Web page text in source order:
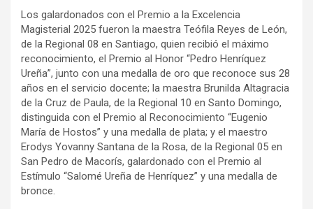
Los galardonados con el Premio a la Excelencia
Magisterial 2025 fueron la maestra Teófila Reyes de León,
de la Regional 08 en Santiago, quien recibió el máximo
reconocimiento, el Premio al Honor “Pedro Henríquez
Ureña”, junto con una medalla de oro que reconoce sus 28
años en el servicio docente; la maestra Brunilda Altagracia
de la Cruz de Paula, de la Regional 10 en Santo Domingo,
distinguida con el Premio al Reconocimiento “Eugenio
María de Hostos” y una medalla de plata; y el maestro
Erodys Yovanny Santana de la Rosa, de la Regional 05 en
San Pedro de Macorís, galardonado con el Premio al
Estímulo “Salomé Ureña de Henríquez” y una medalla de
bronce.